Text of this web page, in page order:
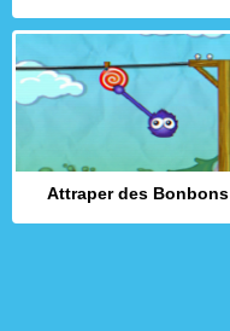
Attraper des Bonbons